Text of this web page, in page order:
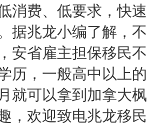
消费、低要求，快
据兆龙小编了解，
安省雇主担保移民
历，一般高中以上
就可以拿到加拿大
，欢迎致电兆龙移